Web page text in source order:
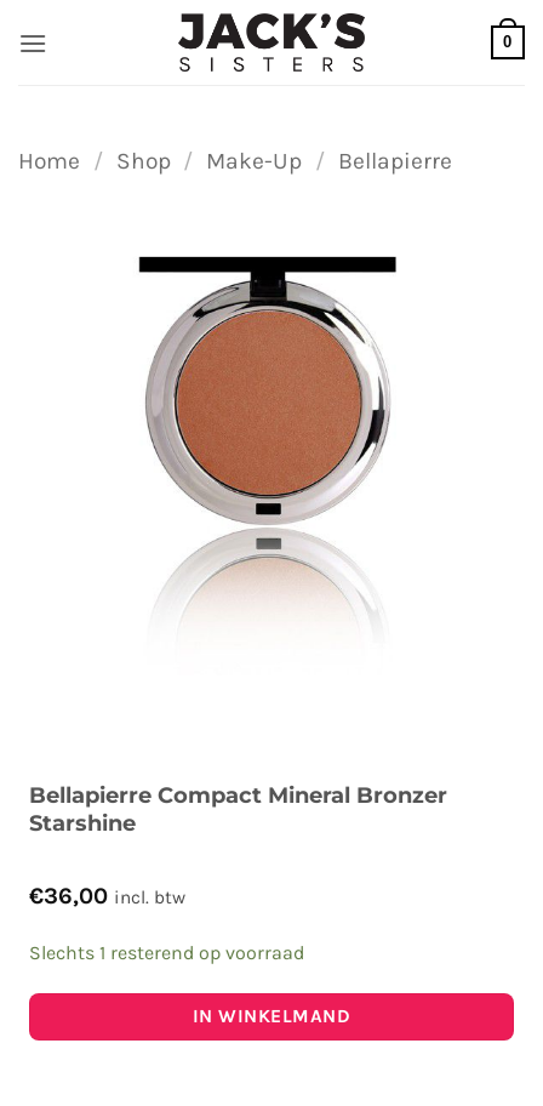
naar
0
Home / Shop / Make-Up / Bellapierre
Bellapierre Compact Mineral Bronzer
Starshine
€36,00 incl. btw
Slechts 1 resterend op voorraad
IN WINKELMAND